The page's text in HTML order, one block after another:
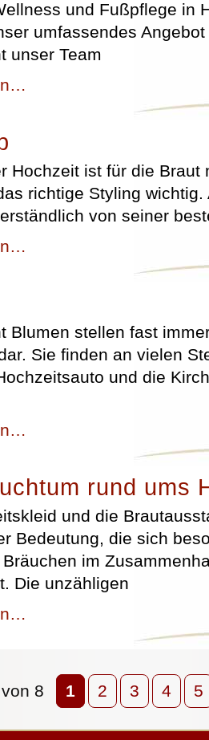
und Fußpflege in
umfassendes
unser Team
Hochzeit ist für die Braut
richtige Styling
von seiner
Blumen stellen fast
Sie finden an vielen
und die
rund ums
und die
Bedeutung, die sich
im
Die unzähligen
8 1 2 3 4 5